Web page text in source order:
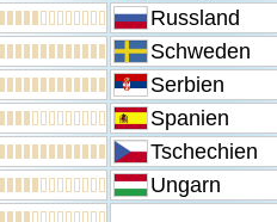
Russland
Schweden
Serbien
Spanien
Tschechien
Ungarn